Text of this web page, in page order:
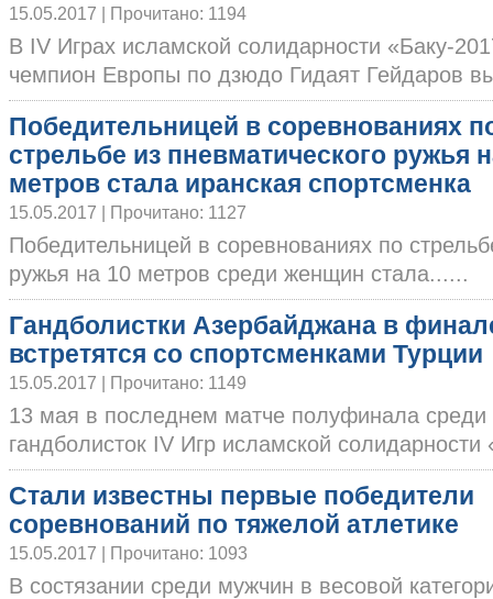
15.05.2017 | Прочитано: 1194
В IV Играх исламской солидарности «Баку-
чемпион Европы по дзюдо Гидаят Гейдаров
Победительницей в соревнованиях
стрельбе из пневматического ружья
метров стала иранская спортсменка
15.05.2017 | Прочитано: 1127
Победительницей в соревнованиях по
ружья на 10 метров среди женщин стала......
Гандболистки Азербайджана в
встретятся со спортсменками Турции
15.05.2017 | Прочитано: 1149
13 мая в последнем матче полуфинала среди
гандболисток IV Игр исламской
Стали известны первые победители
соревнований по тяжелой атлетике
15.05.2017 | Прочитано: 1093
В состязании среди мужчин в весовой